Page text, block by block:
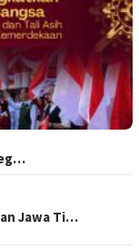
Jawa Ti…